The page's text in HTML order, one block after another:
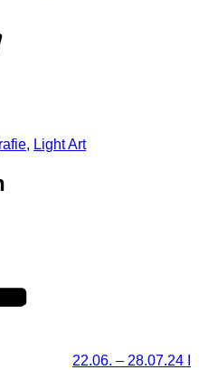
, Light Art
22.06. – 28.07.24 I